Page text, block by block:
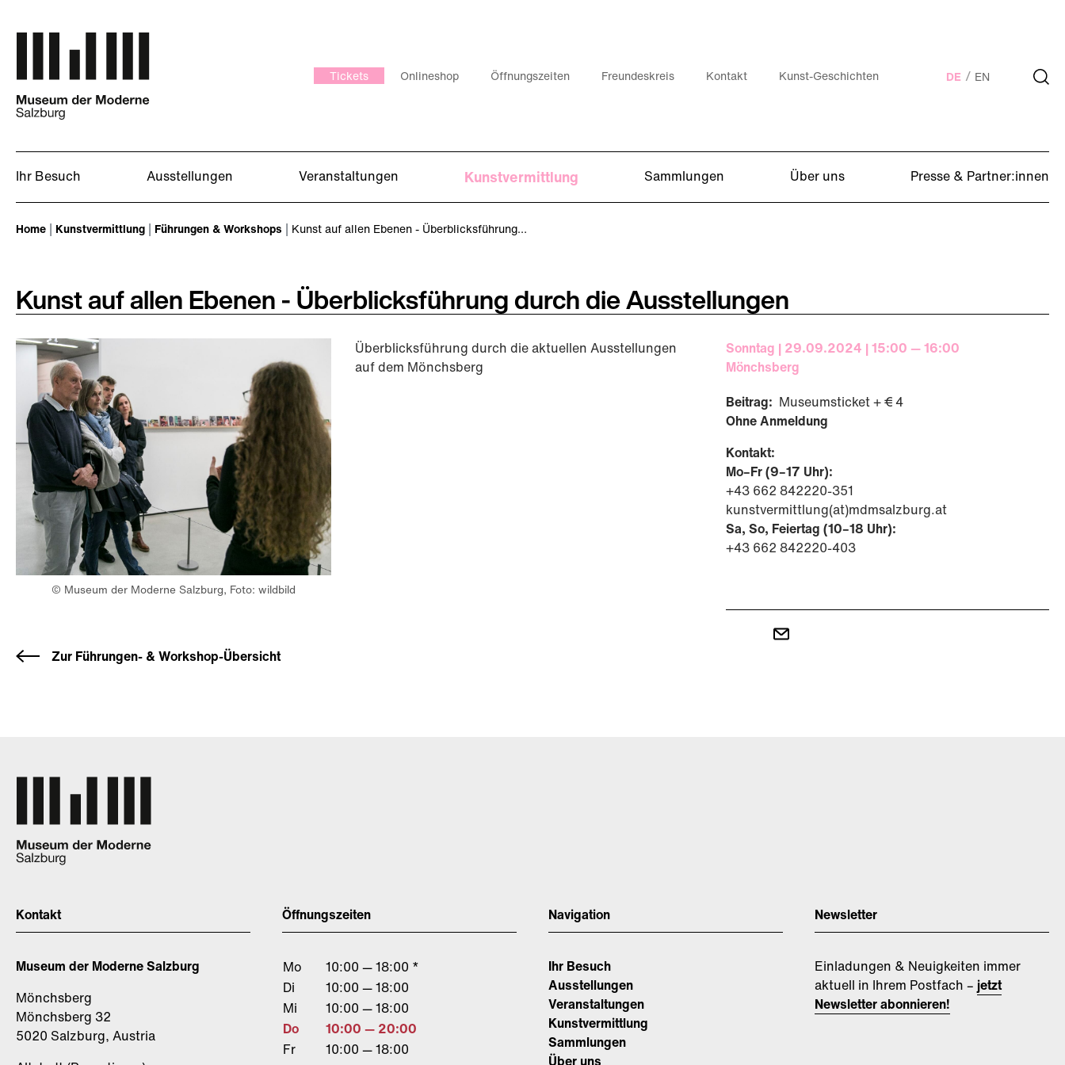
Tickets Onlineshop Öffnungszeiten Freundeskreis Kontakt Kunst-Geschichten DE EN
Ihr Besuch Ausstellungen Veranstaltungen Kunstvermittlung Sammlungen Über uns
Presse & Partner:innen
Home Kunstvermittlung Führungen & Workshops Kunst auf allen Ebenen - Überblicksführung…
Kunst auf allen Ebenen - Überblicksführung durch die Ausstellungen
© Museum der Moderne Salzburg, Foto: wildbild
Überblicksführung durch die aktuellen Ausstellungen
auf dem Mönchsberg
Sonntag | 29.09.2024 | 15:00 — 16:00
Mönchsberg
Beitrag: Museumsticket + € 4
Ohne Anmeldung
Kontakt:
Mo–Fr (9–17 Uhr):
+43 662 842220-351
kunstvermittlung(at)mdmsalzburg.at
Sa, So, Feiertag (10–18 Uhr):
+43 662 842220-403
Zur Führungen- & Workshop-Übersicht
Kontakt
Museum der Moderne Salzburg
Mönchsberg
Mönchsberg 32
5020 Salzburg, Austria
Öffnungszeiten
Mo
10:00 — 18:00 *
Di
10:00 — 18:00
Mi
10:00 — 18:00
Do
10:00 — 20:00
Fr
10:00 — 18:00
Navigation
Ihr Besuch
Ausstellungen
Veranstaltungen
Kunstvermittlung
Sammlungen
Über uns
Newsletter
Einladungen & Neuigkeiten immer
aktuell in Ihrem Postfach – jetzt
Newsletter abonnieren!